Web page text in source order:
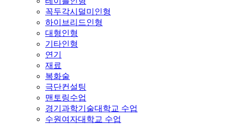
꼭두각시덜미인형
하이브리드인형
대형인형
기타인형
연기
재료
복화술
극단컨설팅
맨토링수업
경기과학기술대학교 수업
수원여자대학교 수업